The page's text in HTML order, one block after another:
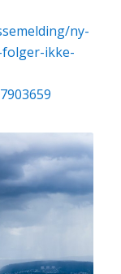
ny-
ikke-